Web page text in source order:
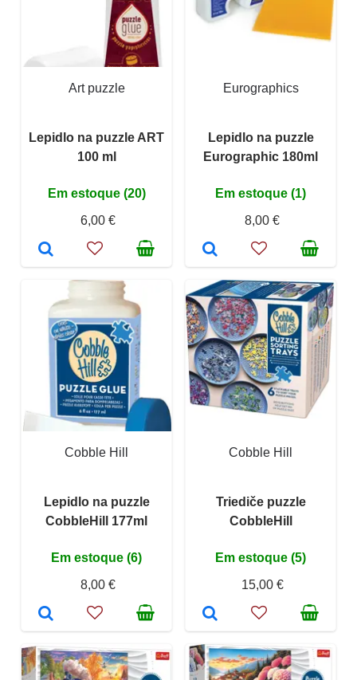
Art puzzle
Lepidlo na puzzle ART
100 ml
Em estoque (20)
6,00 €
Eurographics
Lepidlo na puzzle
Eurographic 180ml
Em estoque (1)
8,00 €
Cobble Hill
Lepidlo na puzzle
CobbleHill 177ml
Em estoque (6)
8,00 €
Cobble Hill
Triediče puzzle
CobbleHill
Em estoque (5)
15,00 €